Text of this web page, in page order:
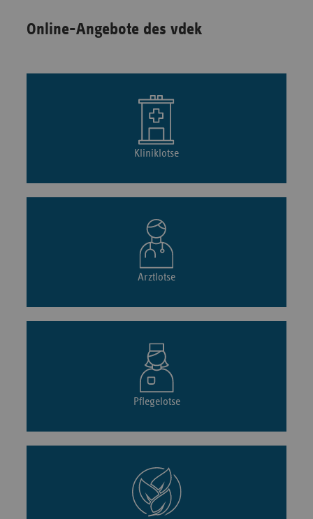
Online-Angebote des vdek
Kliniklotse
Arztlotse
Pflegelotse